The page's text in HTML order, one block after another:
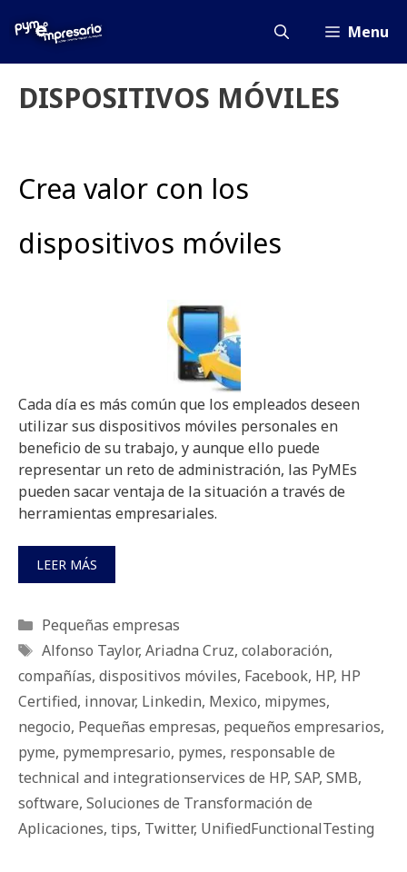
Menu
DISPOSITIVOS MÓVILES
Crea valor con los
dispositivos móviles
Cada día es más común que los empleados deseen
utilizar sus dispositivos móviles personales en
beneficio de su trabajo, y aunque ello puede
representar un reto de administración, las PyMEs
pueden sacar ventaja de la situación a través de
herramientas empresariales.
LEER MÁS
Categorías
Pequeñas empresas
Etiquetas
Alfonso Taylor, Ariadna Cruz, colaboración,
compañías, dispositivos móviles, Facebook, HP, HP
Certified, innovar, Linkedin, Mexico, mipymes,
negocio, Pequeñas empresas, pequeños empresarios,
pyme, pymempresario, pymes, responsable de
technical and integrationservices de HP, SAP, SMB,
software, Soluciones de Transformación de
Aplicaciones, tips, Twitter, UnifiedFunctionalTesting